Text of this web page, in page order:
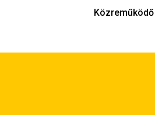
Közreműködő